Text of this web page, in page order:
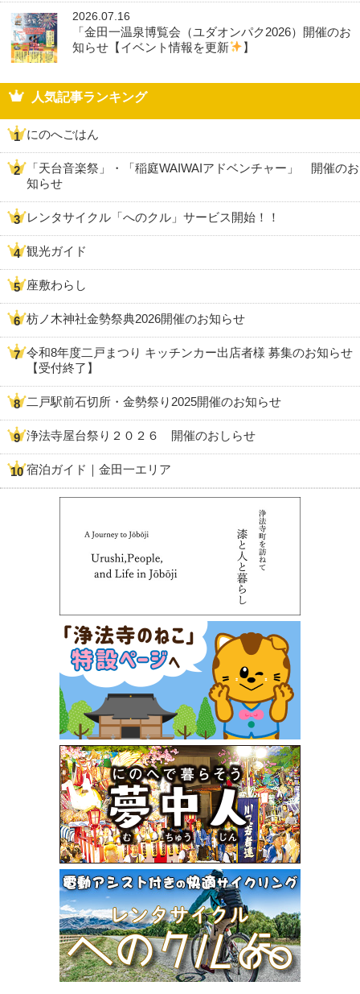
2026.07.16
「金田一温泉博覧会（ユダオンパク2026）開催のお
知らせ【イベント情報を更新
】
人気記事ランキング
にのへごはん
「天台音楽祭」・「稲庭WAIWAIアドベンチャー」 開催のお
知らせ
レンタサイクル「へのクル」サービス開始！！
観光ガイド
座敷わらし
枋ノ木神社金勢祭典2026開催のお知らせ
令和8年度二戸まつり キッチンカー出店者様 募集のお知らせ
【受付終了】
二戸駅前石切所・金勢祭り2025開催のお知らせ
浄法寺屋台祭り２０２６ 開催のおしらせ
宿泊ガイド｜金田一エリア